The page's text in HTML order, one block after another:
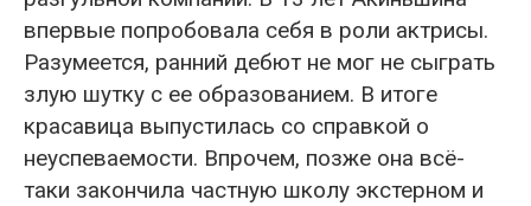
впервые попробовала себя в роли актрисы.
Разумеется, ранний дебют не мог не сыграть
злую шутку с ее образованием. В итоге
красавица выпустилась со справкой о
неуспеваемости. Впрочем, позже она всё-
таки закончила частную школу экстерном и